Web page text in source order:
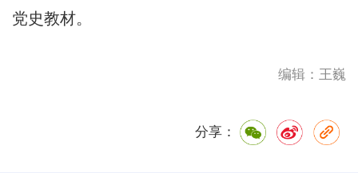
党史教材。
编辑：王巍
分享：